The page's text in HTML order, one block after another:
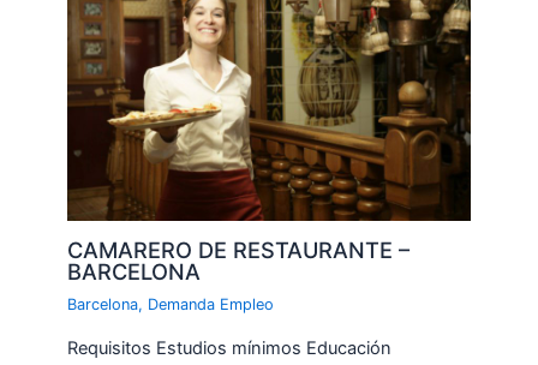
CAMARERO DE RESTAURANTE –
BARCELONA
Barcelona, Demanda Empleo
Requisitos Estudios mínimos Educación